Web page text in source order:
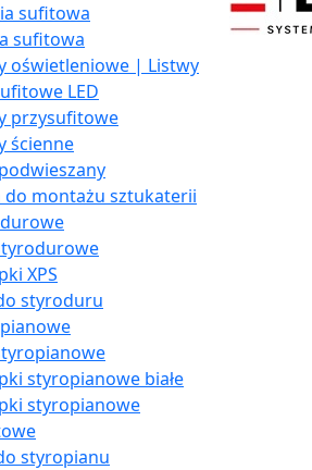
sufitowa
sufitowa
oświetleniowe | Listwy
LED
przysufitowe
ścienne
do montażu sztukaterii
XPS
styroduru
styropianowe białe
styropianowe
styropianu